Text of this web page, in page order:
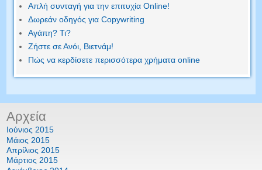
Απλή συνταγή για την επιτυχία Online!
Δωρεάν οδηγός για Copywriting
Αγάπη? Τι?
Ζήστε σε Ανόι, Βιετνάμ!
Πώς να κερδίσετε περισσότερα χρήματα online
Αρχεία
Ιούνιος 2015
Μάιος 2015
Απρίλιος 2015
Μάρτιος 2015